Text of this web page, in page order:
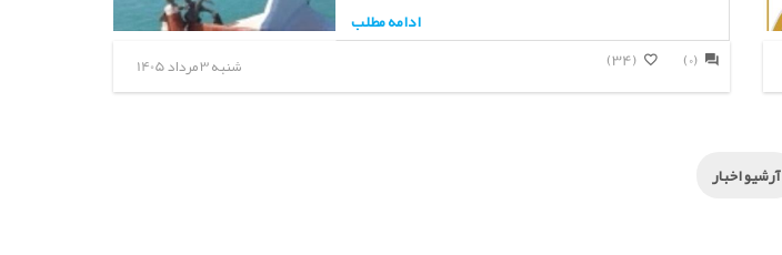
ادامه مطلب
شنبه 3 مرداد 1405 (34) (0)
آرشیو اخبار